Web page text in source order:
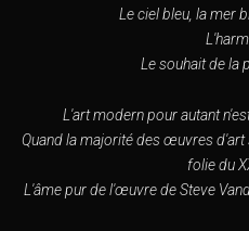
Le ciel bleu, la mer
Le souhait de la
L'art modern pour autant
Quand la majorité des œuvres
folie du
L'âme pur de l'œuvre de Steve